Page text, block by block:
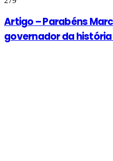
Artigo – Parabéns
governador da história